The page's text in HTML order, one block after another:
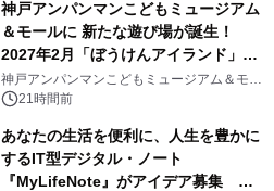
神戸アンパンマンこどもミュージアム
＆モールに 新たな遊び場が誕生！
2027年2月「ぼうけんアイランド」が
オープン
神戸アンパンマンこどもミュージアム＆モー
ル 21時間前
あなたの生活を便利に、人生を豊かに
するIT型デジタル・ノート
『MyLifeNote』がアイデア募集 優